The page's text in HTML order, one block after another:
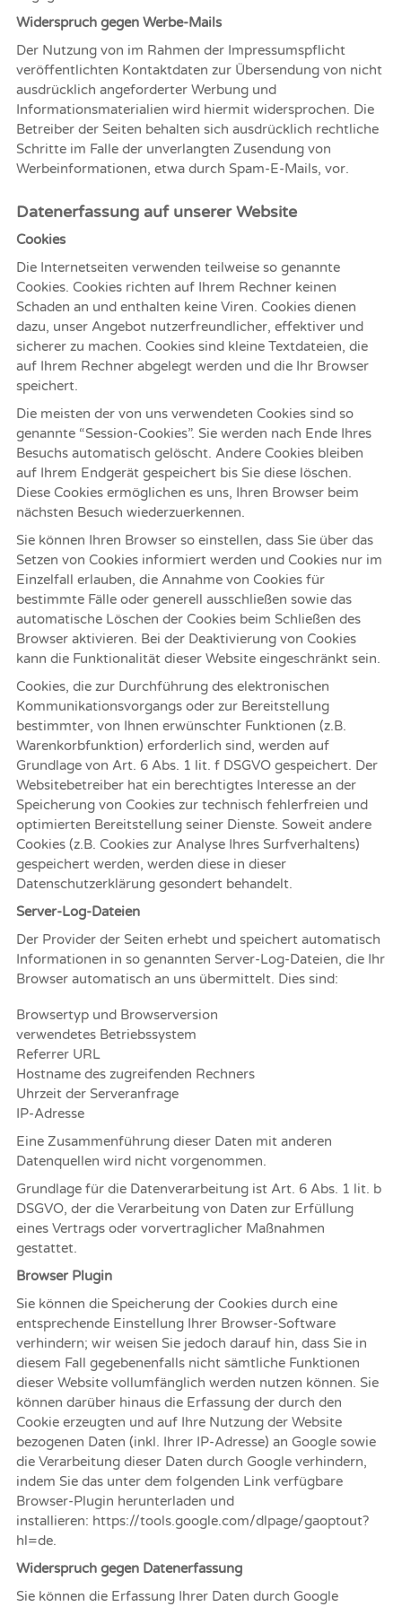
Widerspruch gegen Werbe-Mails
Der Nutzung von im Rahmen der Impressumspflicht
veröffentlichten Kontaktdaten zur Übersendung von nicht
ausdrücklich angeforderter Werbung und
Informationsmaterialien wird hiermit widersprochen. Die
Betreiber der Seiten behalten sich ausdrücklich rechtliche
Schritte im Falle der unverlangten Zusendung von
Werbeinformationen, etwa durch Spam-E-Mails, vor.
Datenerfassung auf unserer Website
Cookies
Die Internetseiten verwenden teilweise so genannte
Cookies. Cookies richten auf Ihrem Rechner keinen
Schaden an und enthalten keine Viren. Cookies dienen
dazu, unser Angebot nutzerfreundlicher, effektiver und
sicherer zu machen. Cookies sind kleine Textdateien, die
auf Ihrem Rechner abgelegt werden und die Ihr Browser
speichert.
Die meisten der von uns verwendeten Cookies sind so
genannte “Session-Cookies”. Sie werden nach Ende Ihres
Besuchs automatisch gelöscht. Andere Cookies bleiben
auf Ihrem Endgerät gespeichert bis Sie diese löschen.
Diese Cookies ermöglichen es uns, Ihren Browser beim
nächsten Besuch wiederzuerkennen.
Sie können Ihren Browser so einstellen, dass Sie über das
Setzen von Cookies informiert werden und Cookies nur im
Einzelfall erlauben, die Annahme von Cookies für
bestimmte Fälle oder generell ausschließen sowie das
automatische Löschen der Cookies beim Schließen des
Browser aktivieren. Bei der Deaktivierung von Cookies
kann die Funktionalität dieser Website eingeschränkt sein.
Cookies, die zur Durchführung des elektronischen
Kommunikationsvorgangs oder zur Bereitstellung
bestimmter, von Ihnen erwünschter Funktionen (z.B.
Warenkorbfunktion) erforderlich sind, werden auf
Grundlage von Art. 6 Abs. 1 lit. f DSGVO gespeichert. Der
Websitebetreiber hat ein berechtigtes Interesse an der
Speicherung von Cookies zur technisch fehlerfreien und
optimierten Bereitstellung seiner Dienste. Soweit andere
Cookies (z.B. Cookies zur Analyse Ihres Surfverhaltens)
gespeichert werden, werden diese in dieser
Datenschutzerklärung gesondert behandelt.
Server-Log-Dateien
Der Provider der Seiten erhebt und speichert automatisch
Informationen in so genannten Server-Log-Dateien, die Ihr
Browser automatisch an uns übermittelt. Dies sind:
Browsertyp und Browserversion
verwendetes Betriebssystem
Referrer URL
Hostname des zugreifenden Rechners
Uhrzeit der Serveranfrage
IP-Adresse
Eine Zusammenführung dieser Daten mit anderen
Datenquellen wird nicht vorgenommen.
Grundlage für die Datenverarbeitung ist Art. 6 Abs. 1 lit. b
DSGVO, der die Verarbeitung von Daten zur Erfüllung
eines Vertrags oder vorvertraglicher Maßnahmen
gestattet.
Browser Plugin
Sie können die Speicherung der Cookies durch eine
entsprechende Einstellung Ihrer Browser-Software
verhindern; wir weisen Sie jedoch darauf hin, dass Sie in
diesem Fall gegebenenfalls nicht sämtliche Funktionen
dieser Website vollumfänglich werden nutzen können. Sie
können darüber hinaus die Erfassung der durch den
Cookie erzeugten und auf Ihre Nutzung der Website
bezogenen Daten (inkl. Ihrer IP-Adresse) an Google sowie
die Verarbeitung dieser Daten durch Google verhindern,
indem Sie das unter dem folgenden Link verfügbare
Browser-Plugin herunterladen und
installieren: https://tools.google.com/dlpage/gaoptout?
hl=de.
Widerspruch gegen Datenerfassung
Sie können die Erfassung Ihrer Daten durch Google